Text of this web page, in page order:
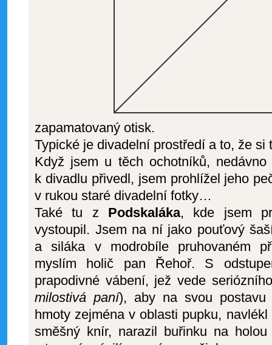
zapamatovaný otisk.
Typické je divadelní prostředí a to, že si
Když jsem u těch ochotníků,
k divadlu přivedl, jsem prohlížel jeho
v rukou staré divadelní fotky…
Také tu z Podskaláka, kde jsem
vystoupil. Jsem na ní jako pouťový
a siláka v modrobíle pruhovaném
myslím holič pan Řehoř. S
prapodivné vábení, jež vede
milostivá paní), aby na svou postavu
hmoty zejména v oblasti pupku,
směšný knír, narazil buřinku na